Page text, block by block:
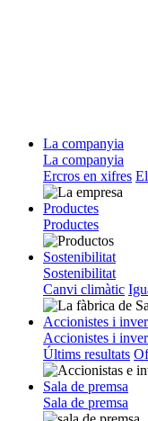
La companyia
La companyia
Ercros en xifres
Productes
Productes
Sostenibilitat
Sostenibilitat
Canvi climàtic
Accionistes i
Accionistes i
Últims resultats
Sala de premsa
Sala de premsa